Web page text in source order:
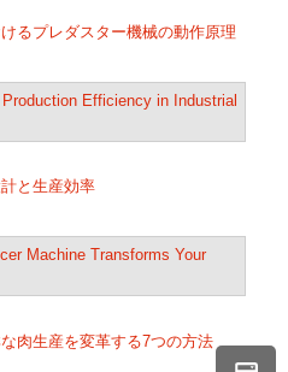
るプレダスター機械の動作原理
と生産効率
肉生産を変革する7つの方法